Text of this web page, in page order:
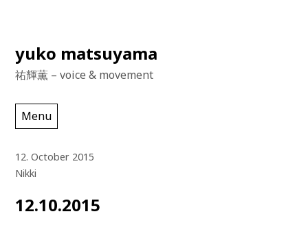
Skip
content
yuko matsuyama
祐輝薫 – voice & movement
Menu
12. October 2015
Nikki
12.10.2015